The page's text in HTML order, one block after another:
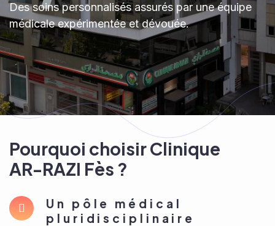
Des soins personnalisés assurés par une équipe
médicale expérimentée et dévouée.
Pourquoi choisir Clinique
AR-RAZI Fès ?
Un pôle médical
pluridisciplinaire